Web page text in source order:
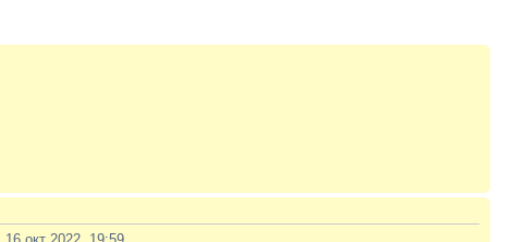
16 окт 2022, 19:59